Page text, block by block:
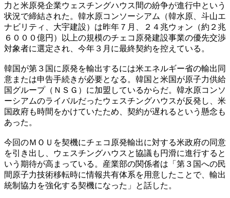
力と米原発企業ウェスチングハウス間の紛争が進行中という
状況で締結された。韓水原コンソーシアム（韓水原、斗山エ
ナビリティ、大宇建設）は昨年７月、２４兆ウォン（約２兆
６０００億円）以上の規模のチェコ原発建設事業の優先交渉
対象者に選定され、今年３月に最終契約を控えている。
韓国が第３国に原発を輸出するには米エネルギー省の輸出同
意または申告手続きが必要となる。韓国と米国が原子力供給
国グループ（ＮＳＧ）に加盟しているからだ。韓水原コンソ
ーシアムのライバルだったウェスチングハウスが反発し、米
国政府も時間をかけていたため、契約が遅れるという懸念も
あった。
今回のＭＯＵを契機にチェコ原発輸出に対する米政府の同意
を引き出し、ウェスチングハウスと協議も円滑に進行すると
いう期待が高まっている。産業部の関係者は「第３国への民
間原子力技術移転時に情報共有体系を用意したことで、輸出
統制協力を強化する契機になった」と話した。